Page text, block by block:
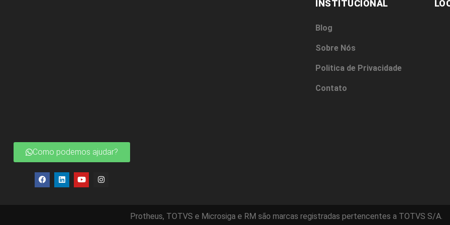
Como podemos ajudar?
INSTITUCIONAL
Blog
Sobre Nós
Politica de Privacidade
Contato
Protheus, TOTVS e Microsiga e RM são marcas registradas pertencentes a TOTVS S/A.